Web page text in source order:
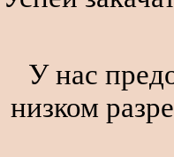
У нас
низком